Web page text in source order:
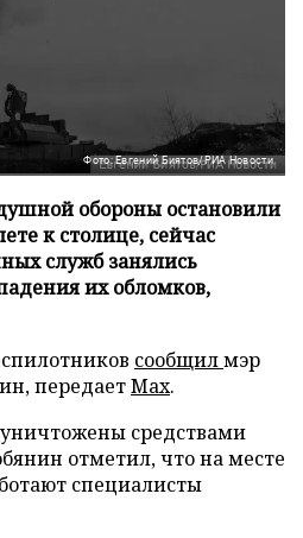
Фото: Евгений Биятов/РИА Новости
обороны остановили
к столице, сейчас
служб занялись
их обломков,
сообщилмэр
передаетMax.
средствами
отметил, что на месте
специалисты